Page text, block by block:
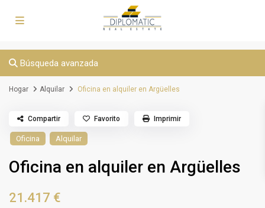
Búsqueda avanzada
Hogar Alquilar Oficina en alquiler en Argüelles
Oficina Alquilar
Oficina en alquiler en Argüelles
21.417 €
Compartir Favorito Imprimir